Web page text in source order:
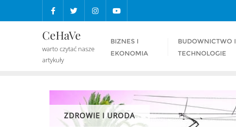
CeHaVe
warto czytać nasze
artykuły
BIZNES I
EKONOMIA
BUDOWNICTWO I
TECHNOLOGIE
ZDROWIE I URODA